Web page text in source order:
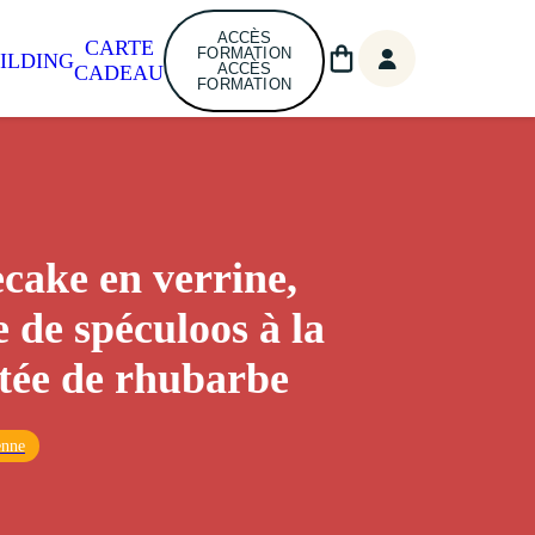
CARTE
CADEAU
ACCÈS
FORMATION
ACCÈS
FORMATION
en verrine,
de spéculoos à la
de rhubarbe